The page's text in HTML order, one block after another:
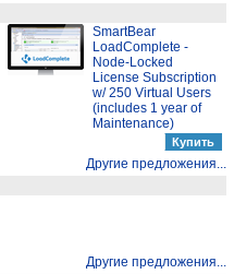
SmartBear
LoadComplete -
Node-Locked
License Subscription
w/ 250 Virtual Users
(includes 1 year of
Maintenance)
Другие предложения...
Другие предложения...